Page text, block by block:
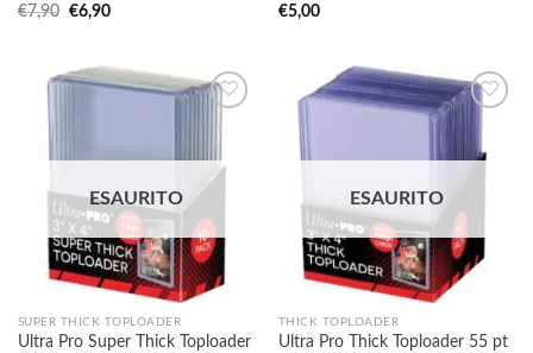
€7,90 Il
€7,90.
€6,90Il
€6,90.
€5,00
Aggiungi
alla lista
desideri
ESAURITO
SUPER THICK TOPLOADER
Ultra Pro Super Thick Toploader
desideri
ESAURITO
THICK TOPLOADER
Ultra Pro Thick Toploader 55 pt